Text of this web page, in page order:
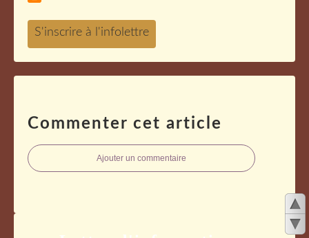
Commenter cet article
Ajouter un commentaire